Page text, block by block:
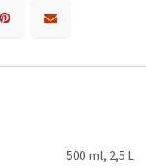
500 ml, 2,5 L